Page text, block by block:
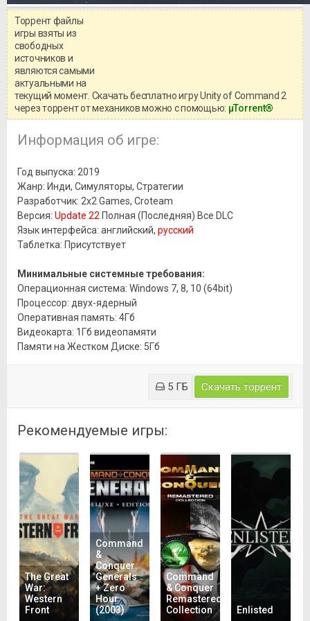
Торрент файлы
игры взяты из
свободных
источников и
являются самыми
актуальными на
текущий момент. Скачать бесплатно игру Unity of Command 2
через торрент от механиков можно с помощью: μTorrent®
Информация об игре:
Год выпуска: 2019
Жанр: Инди, Симуляторы, Стратегии
Разработчик: 2x2 Games, Croteam
Версия: Update 22 Полная (Последняя) Все DLC
Язык интерфейса: английский, русский
Таблетка: Присутствует
Минимальные системные требования:
Операционная система: Windows 7, 8, 10 (64bit)
Процессор: двух-ядерный
Оперативная память: 4Гб
Видеокарта: 1Гб видеопамяти
Памяти на Жестком Диске: 5Гб
5 ГБ Скачать торрент
Рекомендуемые игры:
The Great
War:
Western
Front
Command
&
Conquer:
Generals
+ Zero
Hour
(2003)
Command
& Conquer
Remastered
Collection
Enlisted